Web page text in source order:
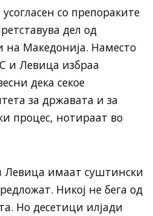
со препораките
дел од
на Македонија. Наместо
и Левица избраа
дека секое
за државата и за
процес, нотираат во
Левица имаат суштински
Никој не бега од
Но десетици илјади